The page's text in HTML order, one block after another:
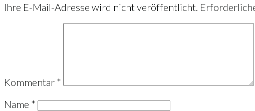
Ihre E-Mail-Adresse wird nicht veröffentlicht.
Kommentar *
Name *